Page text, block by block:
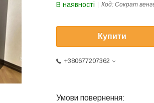
В наявності Код: Сократ
Купити
+380677207362